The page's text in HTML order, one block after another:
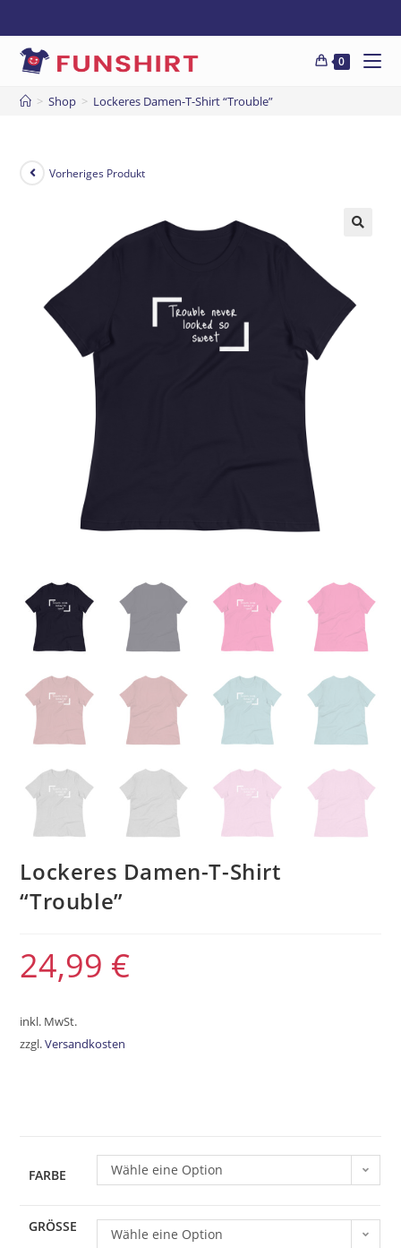
0
> Shop > Lockeres Damen-T-Shirt “Trouble”
Vorheriges Produkt
Lockeres Damen-T-Shirt
“Trouble”
24,99 €
inkl. MwSt.
zzgl.Versandkosten
FARBE Wähle eine Option
GRÖSSE Wähle eine Option